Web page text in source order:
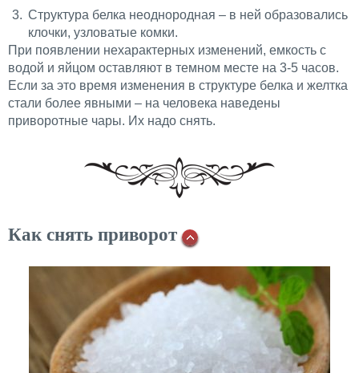
Структура белка неоднородная – в ней образовались
клочки, узловатые комки.
При появлении нехарактерных изменений, емкость с
водой и яйцом оставляют в темном месте на 3-5 часов.
Если за это время изменения в структуре белка и желтка
стали более явными – на человека наведены
приворотные чары. Их надо снять.
Как снять приворот